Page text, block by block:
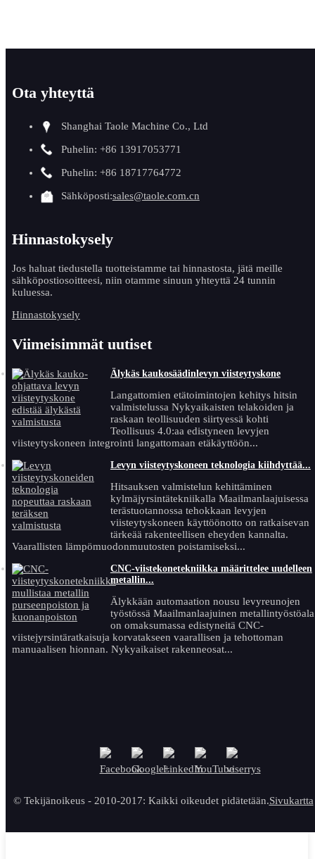
Ota yhteyttä
Shanghai Taole Machine Co., Ltd
Puhelin: +86 13917053771
Puhelin: +86 18717764772
Sähköposti:sales@taole.com.cn
Hinnastokysely
Jos haluat tiedustella tuotteistamme tai hinnastosta, jätä meille
sähköpostiosoitteesi, niin otamme sinuun yhteyttä 24 tunnin
kuluessa.
Hinnastokysely
Viimeisimmät uutiset
Älykäs kaukosäädinlevyn viisteytyskone
Langattomien etätoimintojen kehitys hitsin
valmistelussa Nykyaikaisten telakoiden ja
raskaan teollisuuden siirtyessä kohti
Teollisuus 4.0:aa edistyneen levyjen
viisteytyskoneen integrointi langattomaan etäkäyttöön...
Levyn viisteytyskoneen teknologia kiihdyttää...
Hitsauksen valmistelun kehittäminen
kylmäjyrsintätekniikalla Maailmanlaajuisessa
terästuotannossa tehokkaan levyjen
viisteytyskoneen käyttöönotto on ratkaisevan
tärkeää rakenteellisen eheyden kannalta.
Vaarallisten lämpömuodonmuutosten poistamiseksi...
CNC-viistekonetekniikka määrittelee uudelleen
metallin...
Älykkään automaation nousu levyreunojen
työstössä Maailmanlaajuinen metallintyöstöala
on omaksumassa edistyneitä CNC-
viistejyrsintäratkaisuja korvatakseen vaarallisen ja tehottoman
manuaalisen hionnan. Nykyaikaiset rakenneosat...
© Tekijänoikeus - 2010-2017: Kaikki oikeudet pidätetään.Sivukartta